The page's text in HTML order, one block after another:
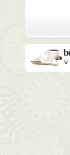
©